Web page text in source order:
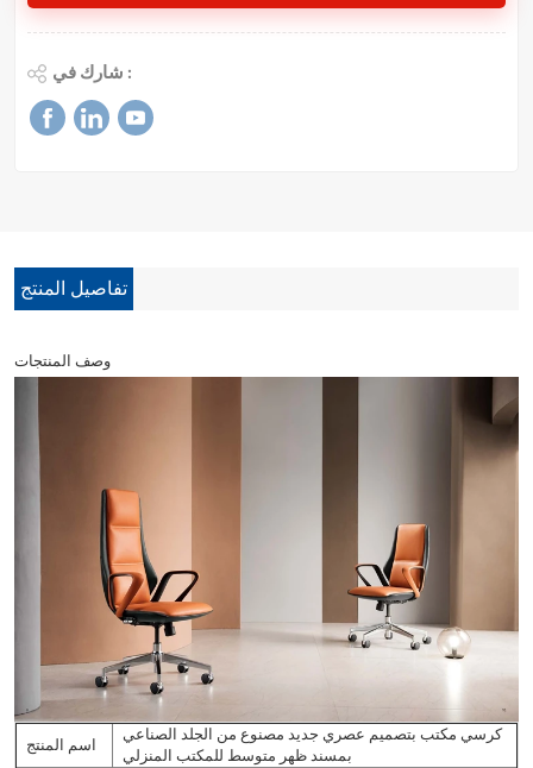
شارك في :
تفاصيل المنتج
وصف المنتجات
اسم المنتج
كرسي مكتب بتصميم عصري جديد مصنوع من الجلد الصناعي
بمسند ظهر متوسط ​​للمكتب المنزلي